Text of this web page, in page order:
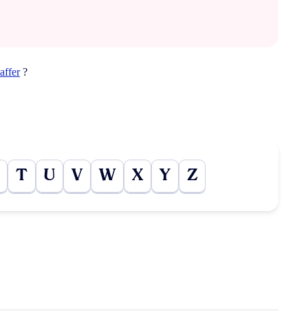
?
T U V W X Y Z